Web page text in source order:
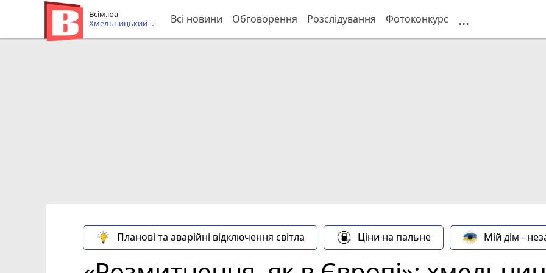
Всім.юа
Хмельницький
Всі новини Обговорення Розслідування Фотоконкурс ...
Планові та аварійні відключення світла Ціни на пальне Мій дім -